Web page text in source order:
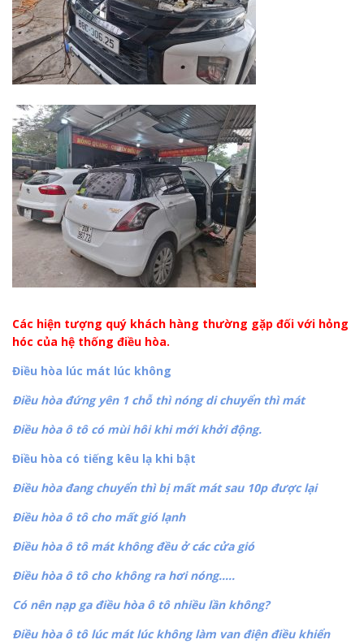
Các hiện tượng quý khách hàng thường gặp đối với hỏng
hóc của hệ thống điều hòa.
Điều hòa lúc mát lúc không
Điều hòa đứng yên 1 chỗ thì nóng di chuyển thì mát
Điều hòa ô tô có mùi hôi khi mới khởi động.
Điều hòa có tiếng kêu lạ khi bật
Điều hòa đang chuyển thì bị mất mát sau 10p được lại
Điều hòa ô tô cho mất gió lạnh
Điều hòa ô tô mát không đều ở các cửa gió
Điều hòa ô tô cho không ra hơi nóng…..
Có nên nạp ga điều hòa ô tô nhiều lần không?
Điều hòa ô tô lúc mát lúc không làm van điện điều khiển